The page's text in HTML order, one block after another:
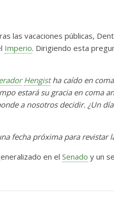
las vacaciones públicas,
Imperio. Dirigiendo esta
Hengistha caído en
estará su gracia en coma
a nosotros decidir. ¿Un
fecha próxima para revistar
en el Senado y un
0